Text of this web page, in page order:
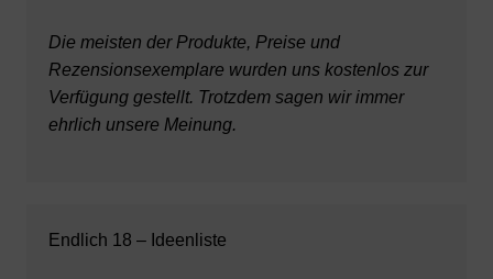
Die meisten der Produkte, Preise und
Rezensionsexemplare wurden uns kostenlos zur
Verfügung gestellt. Trotzdem sagen wir immer
ehrlich unsere Meinung.
Endlich 18 – Ideenliste